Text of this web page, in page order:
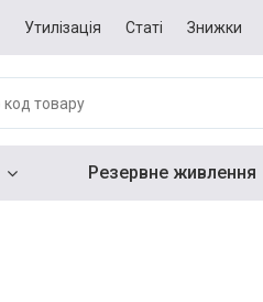
Утилізація Статі Знижки
Резервне живлення